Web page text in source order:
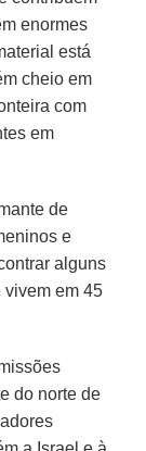
enormes
está
cheio em
com
em
de
e
alguns
vivem em 45
do norte de